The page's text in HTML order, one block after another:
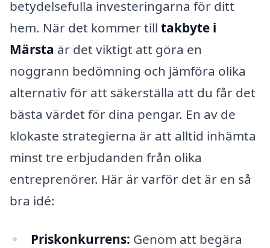
betydelsefulla investeringarna för ditt
hem. När det kommer till takbyte i
Märsta är det viktigt att göra en
noggrann bedömning och jämföra olika
alternativ för att säkerställa att du får det
bästa värdet för dina pengar. En av de
klokaste strategierna är att alltid inhämta
minst tre erbjudanden från olika
entreprenörer. Här är varför det är en så
bra idé:
Priskonkurrens: Genom att begära